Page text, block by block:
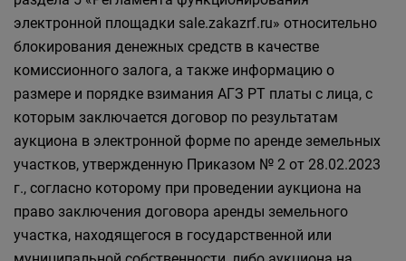
электронной площадки sale.zakazrf.ru» относительно
блокирования денежных средств в качестве
комиссионного залога, а также информацию о
размере и порядке взимания АГЗ РТ платы с лица, с
которым заключается договор по результатам
аукциона в электронной форме по аренде земельных
участков, утвержденную Приказом № 2 от 28.02.2023
г., согласно которому при проведении аукциона на
право заключения договора аренды земельного
участка, находящегося в государственной или